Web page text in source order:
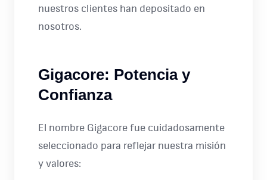
nuestros clientes han depositado en
nosotros.
Gigacore: Potencia y
Confianza
El nombre Gigacore fue cuidadosamente
seleccionado para reflejar nuestra misión
y valores: